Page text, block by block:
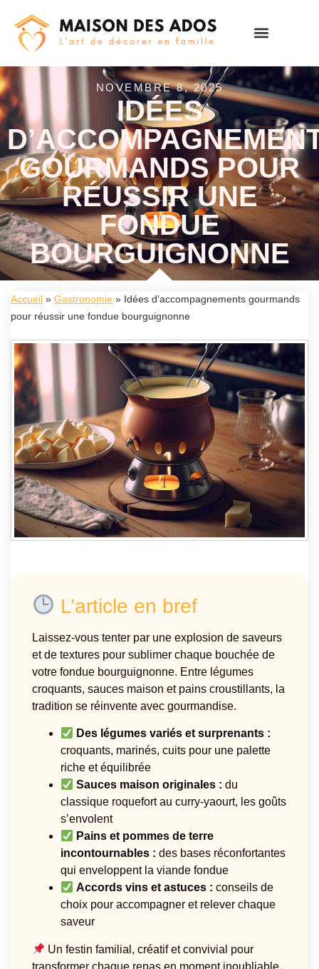
NOVEMBRE 8, 2025
IDÉES
GOURMANDS POUR
RÉUSSIR UNE
FONDUE
BOURGUIGNONNE
Accueil » Gastronomie » Idées d’accompagnements gourmands
pour réussir une fondue bourguignonne
L’article en bref
Laissez-vous tenter par une explosion de saveurs
et de textures pour sublimer chaque bouchée de
votre fondue bourguignonne. Entre légumes
croquants, sauces maison et pains croustillants, la
tradition se réinvente avec gourmandise.
Des légumes variés et surprenants :
croquants, marinés, cuits pour une palette
riche et équilibrée
Sauces maison originales : du
classique roquefort au curry-yaourt, les goûts
s’envolent
Pains et pommes de terre
incontournables : des bases réconfortantes
qui enveloppent la viande fondue
Accords vins et astuces : conseils de
choix pour accompagner et relever chaque
saveur
Un festin familial, créatif et convivial pour
transformer chaque repas en moment inoubliable.